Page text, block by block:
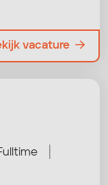
vacature